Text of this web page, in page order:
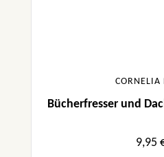
CORNELIA
Bücherfresser und
9,95